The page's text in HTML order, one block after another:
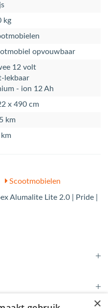
kg
opvouwbaar
12 volt
lekbaar
- ion 12 Ah
x 490 cm
km
Scootmobielen
Alumalite Lite 2.0 | Pride |
×